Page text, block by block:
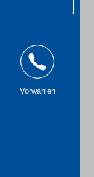
Vorwahlen